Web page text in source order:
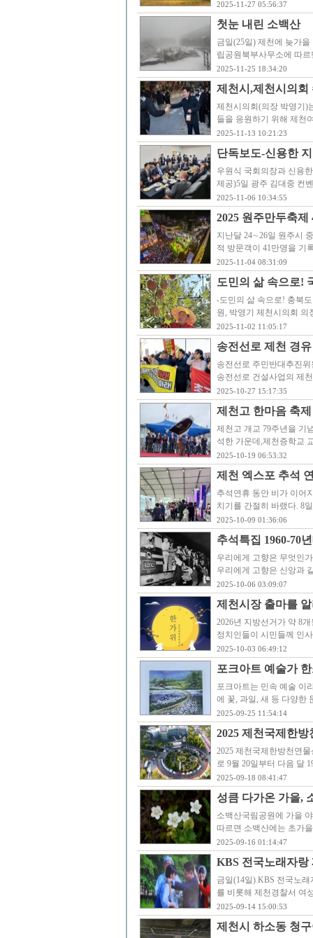
2025-11-27 05:56:37
첫눈 내린 소백산
금일(25일) 제천에 늦가
립공원북부사무소에 따
2025-11-25 18:34:20
제천시,제천시의회
제천시의회(의장 박영기)
들을 응원하기 위해 제천
2025-11-13 10:21:23
단독보도-신용한
우원식 국회의장과 신용
제공)5일 광주 김대중 컨
2025-11-06 10:34:55
2025 원주만두축
지난달 24∼26일 원주시
적 방문객이 41만명을 기
2025-11-04 08:31:09
도민의 삶 속으로!
-도민의 삶 속으로! 충북
원, 박영기 제천시의회
2025-11-02 11:05:17
송전선로 제천 경
송전선로 주민반대추진
송전선로 건설사업의 제
2025-10-27 15:17:35
제천고 한마음 축
제천고 개교 79주년을 기
석한 가운데,제천증학교
2025-10-19 06:53:32
제천 엑스포 추석
추석연휴 동안 비가 이어
치기를 간절히 바랬다. 8
2025-10-09 01:36:06
추석특집 1960-70
우리에게 고향은 무엇인
우리에게 고향은 신앙과
2025-10-06 03:09:07
제천시장 출마를
2026년 지방선거가 약 8
정치인들이 시민들께 인
2025-10-03 06:49:12
포크아트 예술가
포크아트는 민속 예술 이
에 꽃, 과일, 새 등 다양한
2025-09-25 11:54:14
2025 제천국제한
2025 제천국제한방천연
로 9월 20일부터 다음 달
2025-09-18 08:41:47
성큼 다가온 가을,
소백산국림공원에 가을
따르면 소백산에는 초가
2025-09-16 01:14:47
KBS 전국노래자
금일(14일) KBS 전국노
를 비롯해 제천경찰서 여
2025-09-14 15:00:53
제천시 하소동 청